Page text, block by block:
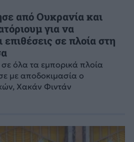
από Ουκρανία και
για να
σε πλοία στη
σε όλα τα εμπορικά πλοία
με αποδοκιμασία ο
Χακάν Φιντάν